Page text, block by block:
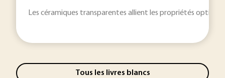
Les céramiques transparentes allient les propriétés
Tous les livres blancs